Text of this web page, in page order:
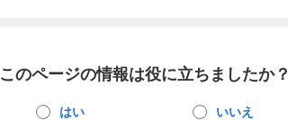
このページの情報は役に立ちましたか？
はい いいえ